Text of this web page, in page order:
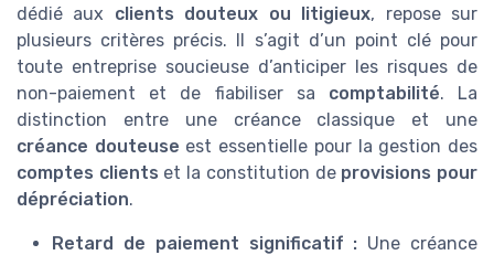
dédié aux clients douteux ou litigieux, repose sur
plusieurs critères précis. Il s’agit d’un point clé pour
toute entreprise soucieuse d’anticiper les risques de
non-paiement et de fiabiliser sa comptabilité. La
distinction entre une créance classique et une
créance douteuse est essentielle pour la gestion des
comptes clients et la constitution de provisions pour
dépréciation.
Retard de paiement significatif : Une créance